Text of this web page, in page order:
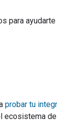
para
probar tu
ecosistema